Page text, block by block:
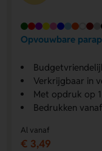
Opvouwbare
Verkrijgbaar in
Met opdruk op
Bedrukken
Al vanaf
€ 3,49